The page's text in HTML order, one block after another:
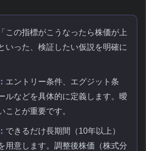
「この指標がこうなったら株価が上
いった、検証したい仮説を明確に
エントリー条件、エグジット条
ルなどを具体的に定義します。曖
ことが重要です。
できるだけ長期間（10年以上）
用意します。調整後株価（株式分